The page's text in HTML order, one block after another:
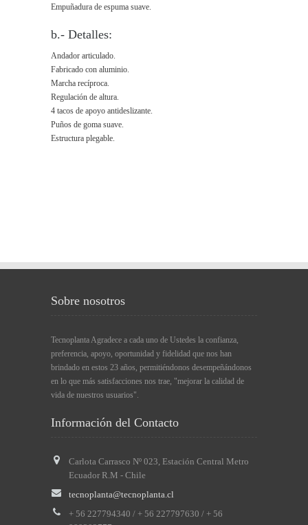
Empuñadura de espuma suave.
b.- Detalles:
Andador articulado.
Fabricado con aluminio.
Marcha recíproca.
Regulación de altura.
4 tacos de apoyo antideslizante.
Puños de goma suave.
Estructura plegable.
Sobre nosotros
Tecnoplanta Agradece a cada uno de Ustedes la confianza,
preferencia, apoyo, oportunidad y fidelidad que nos han
brindado en estos 23 años, permitiéndonos desempeñándonos
en lo que más satisfacciones nos trae, "mejorar la calidad de
vida de nuestros usuarios".
Información del Contacto
Carlota Carrasco Nº 023, Estación Central Metro
Ecuador R.M - Chile
tecnoplanta@tecnoplanta.cl
+ 56 227794340 / + 56 227797630 / + 56